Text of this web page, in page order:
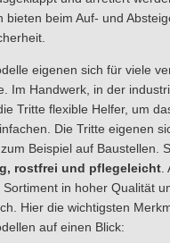
bieten beim Auf- und
eigenen sich für viele
Im Handwerk, in der
Tritte flexible Helfer, um
Die Tritte eigenen
Beispiel auf Baustellen.
rostfrei und pflegeleicht
in hoher Qualität
Hier die wichtigsten
auf einen Blick: